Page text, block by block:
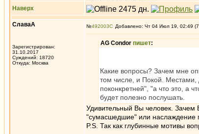
Наверх
СлаваА
Зарегистрирован:
31.10.2017
Суждений: 18720
Откуда: Москва
№492003 Добавлено: Чт 04 Июл 19, 02:49
AG Condor пишет:
Какие вопросы? Зачем мне
том числе, и Покой. Местами,
поконкретней", "а что это, а
будет полезно послушать.
Удивительный Вы человек. Зачем
"сумасшедшие" или наслаждение
P.S. Так как глубинные мотивы